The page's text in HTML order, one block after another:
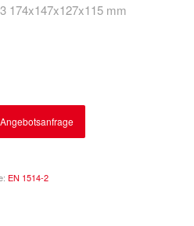
174x147x127x115 mm
Angebotsanfrage
EN 1514-2